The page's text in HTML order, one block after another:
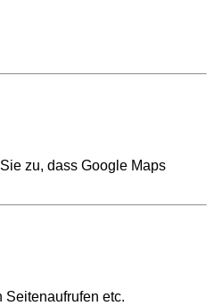
zu, dass Google Maps
Seitenaufrufen etc.